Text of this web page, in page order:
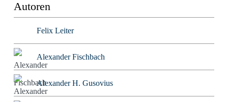
Autoren
Felix Leiter
Alexander Fischbach
Alexander H. Gusovius